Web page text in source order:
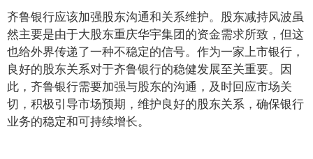
齐鲁银行应该加强股东沟通和关系维护。股东减持风波虽
然主要是由于大股东重庆华宇集团的资金需求所致，但这
也给外界传递了一种不稳定的信号。作为一家上市银行，
良好的股东关系对于齐鲁银行的稳健发展至关重要。因
此，齐鲁银行需要加强与股东的沟通，及时回应市场关
切，积极引导市场预期，维护良好的股东关系，确保银行
业务的稳定和可持续增长。